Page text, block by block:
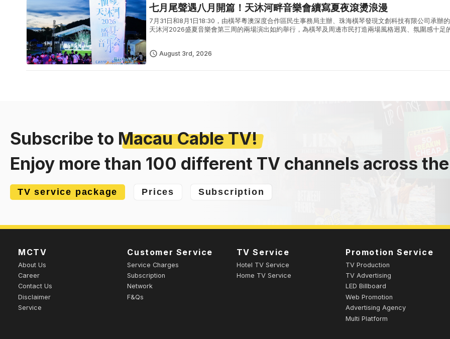
七月尾聲遇八月開篇！天沐河畔音樂會續寫夏夜滾燙浪漫
7月31日和8月1日18:30，由橫琴粵澳深度合作區民生事務局主辦、珠海橫琴發現文創科技有限公司承辦
天沐河2026盛夏音樂會第三周的兩場演出如約舉行，為橫琴及周邊市民打造兩場風格迥異、氛圍感十足
August 3rd, 2026
Subscribe to Macau Cable TV!
Enjoy more than 100 different TV channels across
TV service package Prices Subscription
MCTV
About Us
Career
Contact Us
Disclaimer
Service
Customer Service
Service Charges
Subscription
Network
F&Qs
TV Service
Hotel TV Service
Home TV Service
Promotion Service
TV Production
TV Advertising
LED Billboard
Web Promotion
Advertising Agency
Multi Platform